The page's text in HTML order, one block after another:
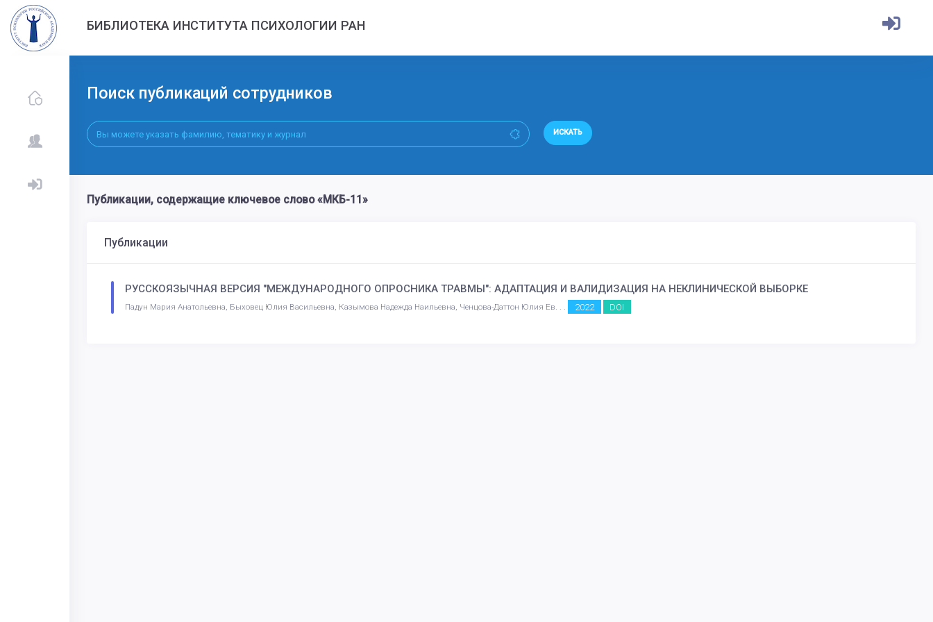
БИБЛИОТЕКА ИНСТИТУТА ПСИХОЛОГИИ РАН
Поиск публикаций сотрудников
ИСКАТЬ
Публикации, содержащие ключевое слово «МКБ-11»
Публикации
РУССКОЯЗЫЧНАЯ ВЕРСИЯ "МЕЖДУНАРОДНОГО ОПРОСНИКА ТРАВМЫ": АДАПТАЦИЯ И ВАЛИДИЗАЦИЯ НА НЕКЛИНИЧЕСКОЙ ВЫБОРКЕ
Падун Мария Анатольевна, Быховец Юлия Васильевна, Казымова Надежда Наильевна, Ченцова-Даттон Юлия Ев. . . 2022 DOI